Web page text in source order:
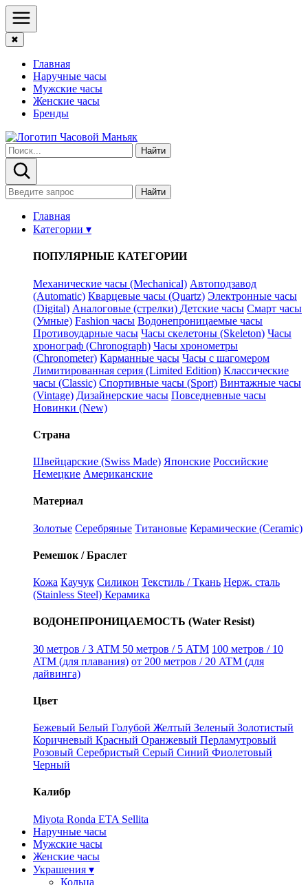
✖
Главная
Наручные часы
Мужские часы
Женские часы
Бренды
Найти
Найти
Главная
Категории ▾
ПОПУЛЯРНЫЕ КАТЕГОРИИ
Механические часы (Mechanical) Автоподзавод
(Automatic) Кварцевые часы (Quartz) Электронные часы
(Digital) Аналоговые (стрелки) Детские часы Смарт часы
(Умные) Fashion часы Водонепроницаемые часы
Противоударные часы Часы скелетоны (Skeleton) Часы
хронограф (Chronograph) Часы хронометры
(Chronometer) Карманные часы Часы с шагомером
Лимитированная серия (Limited Edition) Классические
часы (Classic) Спортивные часы (Sport) Винтажные часы
(Vintage) Дизайнерские часы Повседневные часы
Новинки (New)
Страна
Швейцарские (Swiss Made) Японские Российские
Немецкие Американские
Материал
Золотые Серебряные Титановые Керамические (Ceramic)
Ремешок / Браслет
Кожа Каучук Силикон Текстиль / Ткань Нерж. сталь
(Stainless Steel) Керамика
ВОДОНЕПРОНИЦАЕМОСТЬ (Water Resist)
30 метров / 3 ATM 50 метров / 5 ATM 100 метров / 10
ATM (для плавания) от 200 метров / 20 ATM (для
дайвинга)
Цвет
Бежевый Белый Голубой Желтый Зеленый Золотистый
Коричневый Красный Оранжевый Перламутровый
Розовый Серебристый Серый Синий Фиолетовый
Черный
Калибр
Miyota Ronda ETA Sellita
Наручные часы
Мужские часы
Женские часы
Украшения ▾
Кольца